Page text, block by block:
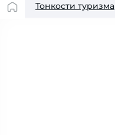
Тонкости туризма